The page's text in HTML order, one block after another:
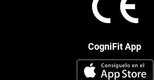
CogniFit App